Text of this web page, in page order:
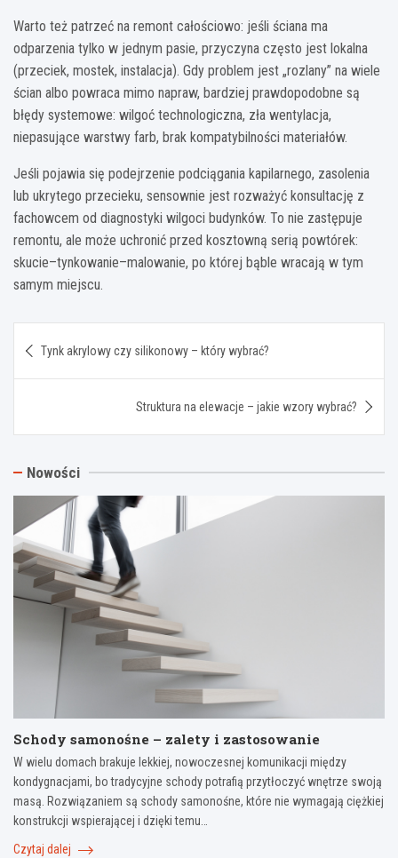
Warto też patrzeć na remont całościowo: jeśli ściana ma
odparzenia tylko w jednym pasie, przyczyna często jest lokalna
(przeciek, mostek, instalacja). Gdy problem jest „rozlany” na wiele
ścian albo powraca mimo napraw, bardziej prawdopodobne są
błędy systemowe: wilgoć technologiczna, zła wentylacja,
niepasujące warstwy farb, brak kompatybilności materiałów.
Jeśli pojawia się podejrzenie podciągania kapilarnego, zasolenia
lub ukrytego przecieku, sensownie jest rozważyć konsultację z
fachowcem od diagnostyki wilgoci budynków. To nie zastępuje
remontu, ale może uchronić przed kosztowną serią powtórek:
skucie–tynkowanie–malowanie, po której bąble wracają w tym
samym miejscu.
wpisu
Tynk akrylowy czy silikonowy – który wybrać?
Struktura na elewacje – jakie wzory wybrać?
Nowości
Schody samonośne – zalety i zastosowanie
W wielu domach brakuje lekkiej, nowoczesnej komunikacji między
kondygnacjami, bo tradycyjne schody potrafią przytłoczyć wnętrze swoją
masą. Rozwiązaniem są schody samonośne, które nie wymagają ciężkiej
konstrukcji wspierającej i dzięki temu…
Czytaj dalej